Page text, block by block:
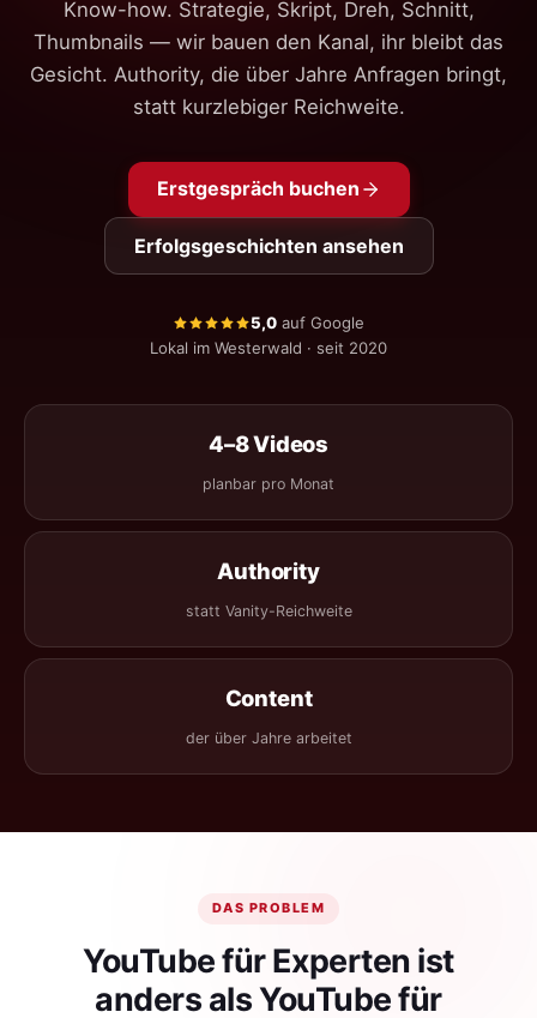
Know-how. Strategie, Skript, Dreh, Schnitt,
Thumbnails — wir bauen den Kanal, ihr bleibt das
Gesicht. Authority, die über Jahre Anfragen bringt,
statt kurzlebiger Reichweite.
Erstgespräch buchen
Erfolgsgeschichten ansehen
5,0 auf Google
Lokal im Westerwald · seit 2020
4–8 Videos
planbar pro Monat
Authority
statt Vanity-Reichweite
Content
der über Jahre arbeitet
DAS PROBLEM
YouTube für Experten ist
anders als YouTube für